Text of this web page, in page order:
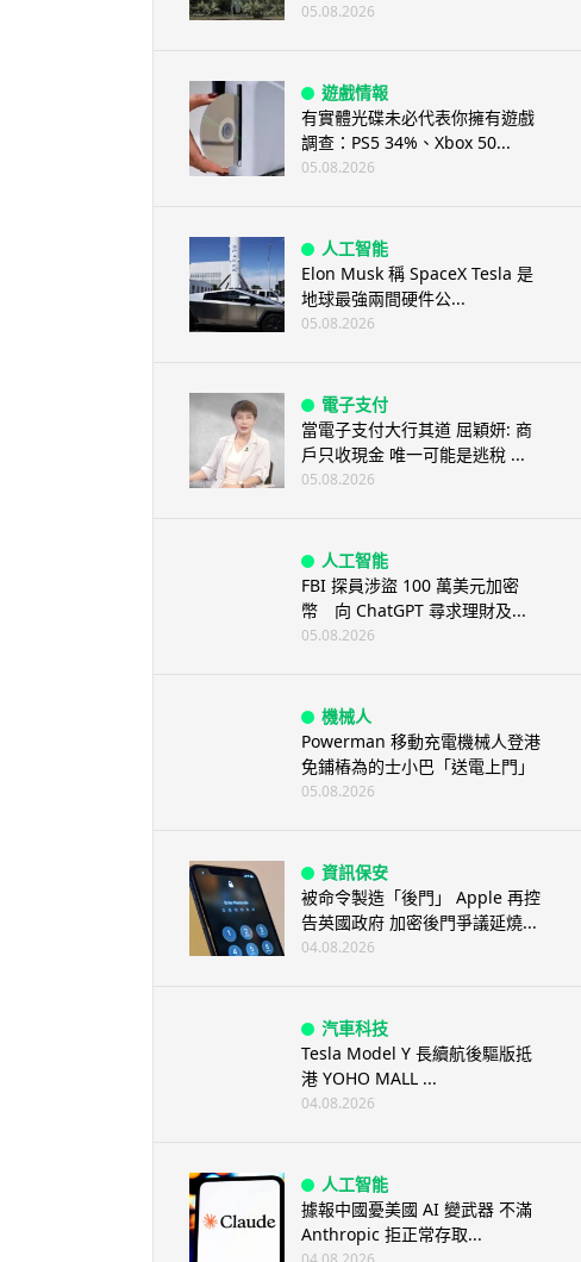
05.08.2026
遊戲情報
有實體光碟未必代表你擁有遊戲
調查：PS5 34%、Xbox 50...
05.08.2026
人工智能
Elon Musk 稱 SpaceX Tesla 是
地球最強兩間硬件公...
05.08.2026
電子支付
當電子支付大行其道 屈穎妍: 商
戶只收現金 唯一可能是逃稅 ...
05.08.2026
人工智能
FBI 探員涉盜 100 萬美元加密
幣 向 ChatGPT 尋求理財及...
05.08.2026
機械人
Powerman 移動充電機械人登港
免鋪樁為的士小巴「送電上門」
05.08.2026
資訊保安
被命令製造「後門」 Apple 再控
告英國政府 加密後門爭議延燒...
04.08.2026
汽車科技
Tesla Model Y 長續航後驅版抵
港 YOHO MALL ...
04.08.2026
人工智能
據報中國憂美國 AI 變武器 不滿
Anthropic 拒正常存取...